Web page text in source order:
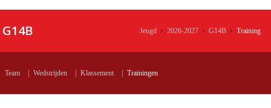
G14B Jeugd 2026-2027 G14B Training
Team Wedstrijden Klassement Trainingen